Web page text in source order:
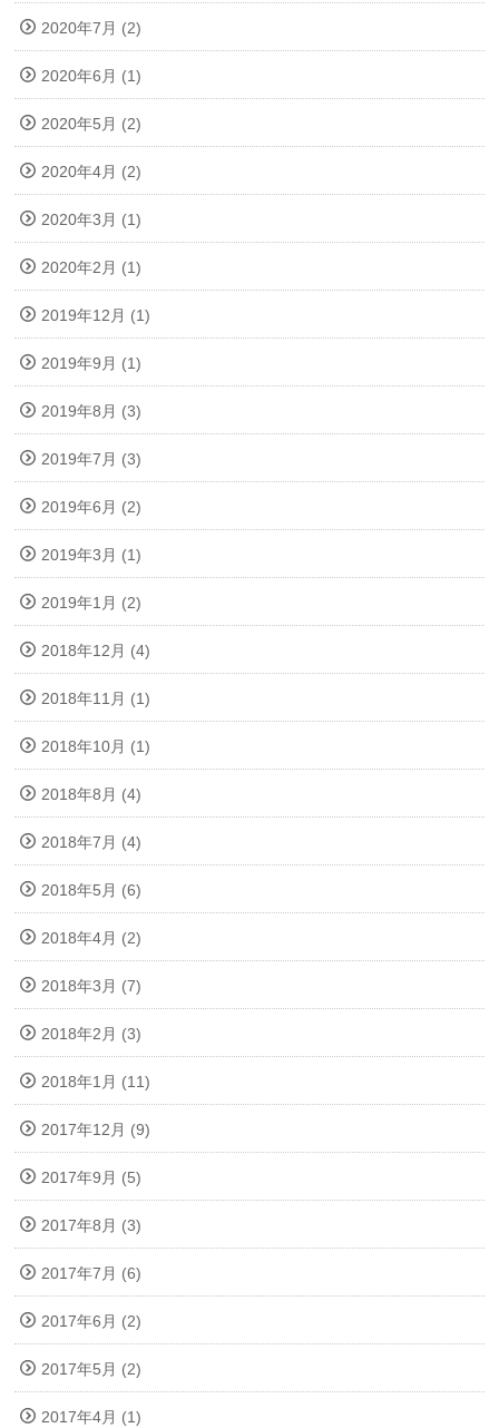
2020年7月 (2)
2020年6月 (1)
2020年5月 (2)
2020年4月 (2)
2020年3月 (1)
2020年2月 (1)
2019年12月 (1)
2019年9月 (1)
2019年8月 (3)
2019年7月 (3)
2019年6月 (2)
2019年3月 (1)
2019年1月 (2)
2018年12月 (4)
2018年11月 (1)
2018年10月 (1)
2018年8月 (4)
2018年7月 (4)
2018年5月 (6)
2018年4月 (2)
2018年3月 (7)
2018年2月 (3)
2018年1月 (11)
2017年12月 (9)
2017年9月 (5)
2017年8月 (3)
2017年7月 (6)
2017年6月 (2)
2017年5月 (2)
2017年4月 (1)